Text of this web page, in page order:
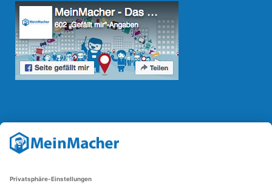
Reparatur Revolution
Mit derReparatur-Revolution
Reparaturbedingungen in Deutschland: Für Produkte, die sich gut
reparierenden Betriebe und des Reparatur-Know-hows in
Deutschland.